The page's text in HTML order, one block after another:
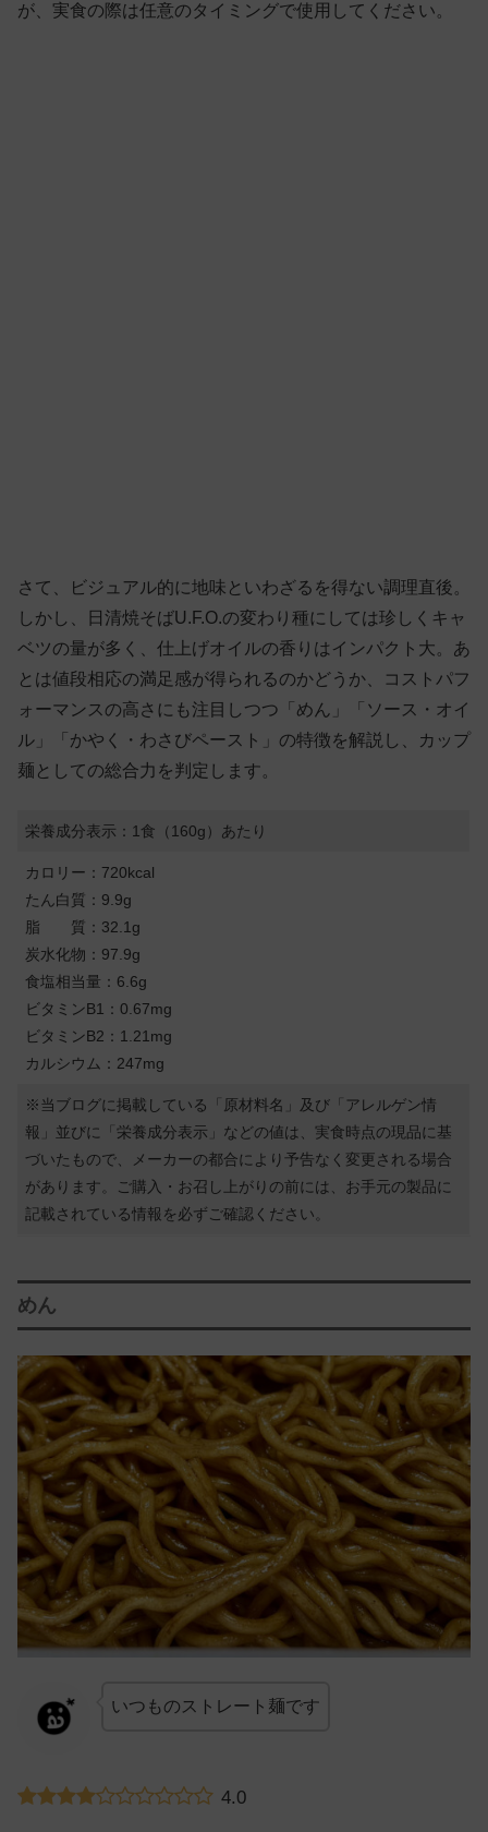
が、実食の際は任意のタイミングで使用してください。
さて、ビジュアル的に地味といわざるを得ない調理直後。
しかし、日清焼そばU.F.O.の変わり種にしては珍しくキャ
ベツの量が多く、仕上げオイルの香りはインパクト大。あ
とは値段相応の満足感が得られるのかどうか、コストパフ
ォーマンスの高さにも注目しつつ「めん」「ソース・オイ
ル」「かやく・わさびペースト」の特徴を解説し、カップ
麺としての総合力を判定します。
栄養成分表示：1食（160g）あたり
カロリー：720kcal
たん白質：9.9g
脂 質：32.1g
炭水化物：97.9g
食塩相当量：6.6g
ビタミンB1：0.67mg
ビタミンB2：1.21mg
カルシウム：247mg
※当ブログに掲載している「原材料名」及び「アレルゲン情
報」並びに「栄養成分表示」などの値は、実食時点の現品に基
づいたもので、メーカーの都合により予告なく変更される場合
があります。ご購入・お召し上がりの前には、お手元の製品に
記載されている情報を必ずご確認ください。
めん
いつものストレート麺です
4.0